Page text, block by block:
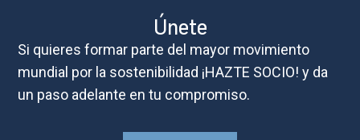
Únete
Si quieres formar parte del mayor movimiento
mundial por la sostenibilidad ¡HAZTE SOCIO! y da
un paso adelante en tu compromiso.